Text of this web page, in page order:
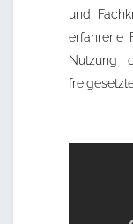
und
erfahrene
Nutzung